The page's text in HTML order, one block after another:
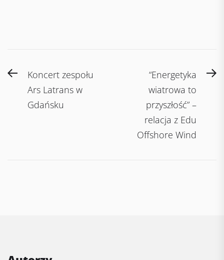
Post
navigation
PreviousKoncert zespołu
Ars Latrans w
Gdańsku
“Energetyka
wiatrowa to
przyszłość” –
relacja z Edu
Offshore Wind